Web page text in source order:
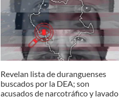
Revelan lista de duranguenses
buscados por la DEA; son
acusados de narcotráfico y lavado